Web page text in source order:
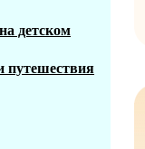
детском
путешествия